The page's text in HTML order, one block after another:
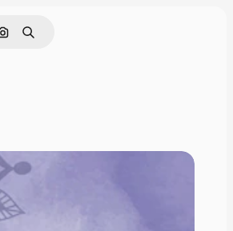
Pesquisar por imagem
Buscar